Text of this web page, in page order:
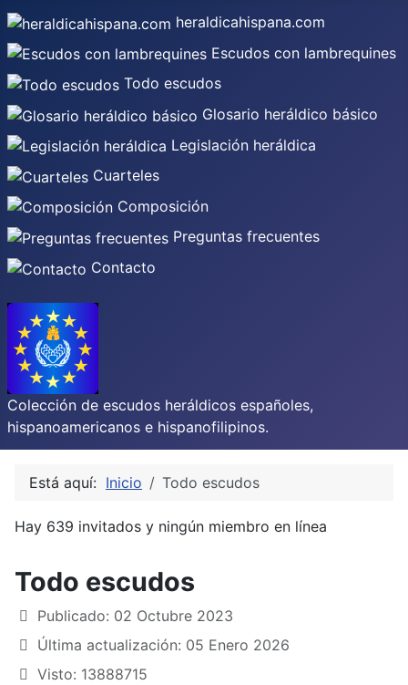
heraldicahispana.com
Escudos con lambrequines
Todo escudos
Glosario heráldico básico
Legislación heráldica
Cuarteles
Composición
Preguntas frecuentes
Contacto
Colección de escudos heráldicos españoles,
hispanoamericanos e hispanofilipinos.
Está aquí: Inicio Todo escudos
Hay 639 invitados y ningún miembro en línea
Todo escudos
Publicado: 02 Octubre 2023
Última actualización: 05 Enero 2026
Visto: 13888715